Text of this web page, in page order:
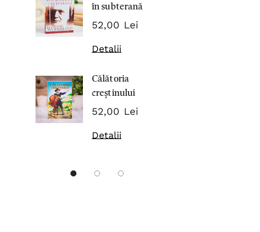
în subterană
52,00 Lei
Detalii
Călătoria
creștinului
52,00 Lei
Detalii